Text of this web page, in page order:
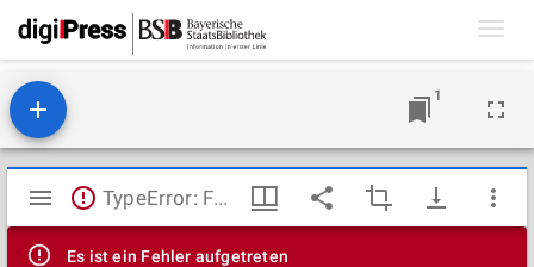
1
Mirador
Viewer
TypeError: Failed to fetch
Es ist ein Fehler aufgetreten